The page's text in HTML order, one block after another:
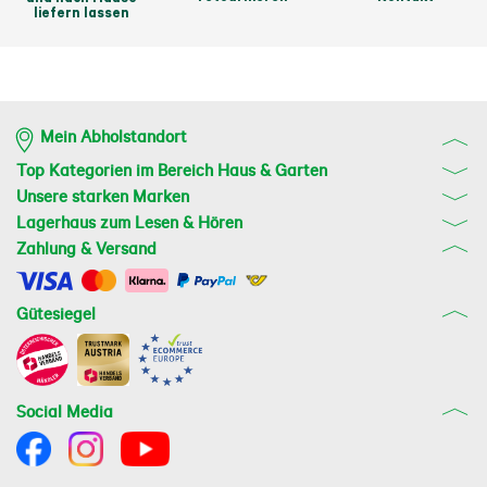
liefern lassen
Mein Abholstandort
Top Kategorien im Bereich Haus & Garten
Unsere starken Marken
Lagerhaus zum Lesen & Hören
Zahlung & Versand
Gütesiegel
Social Media